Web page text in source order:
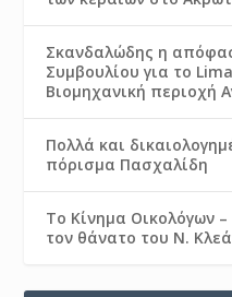
Σκανδαλώδης η
Συμβουλίου για το
Βιομηχανική περιοχή
Πολλά και
πόρισμα Πασχαλίδη
Το Κίνημα Οικολόγων
τον θάνατο του Ν.